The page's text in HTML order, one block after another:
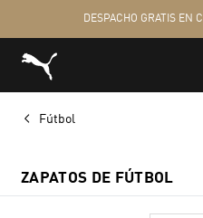
Fútbol
ZAPATOS DE FÚTBOL